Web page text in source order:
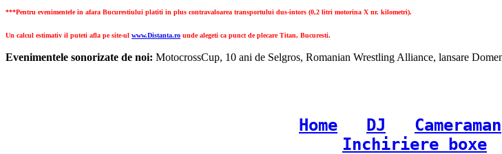
***Pentru evenimentele in afara Bucurestiului platiti in plus contravaloarea transportului dus-intors (0,2 litri motorina X nr. kilometri).
Un calcul estimativ il puteti afla pe site-ul www.Distanta.ro unde alegeti ca punct de plecare Titan, Bucuresti.
Evenimentele sonorizate de noi: MotocrossCup, 10 ani de Selgros, Romanian Wrestling Alliance, lansare